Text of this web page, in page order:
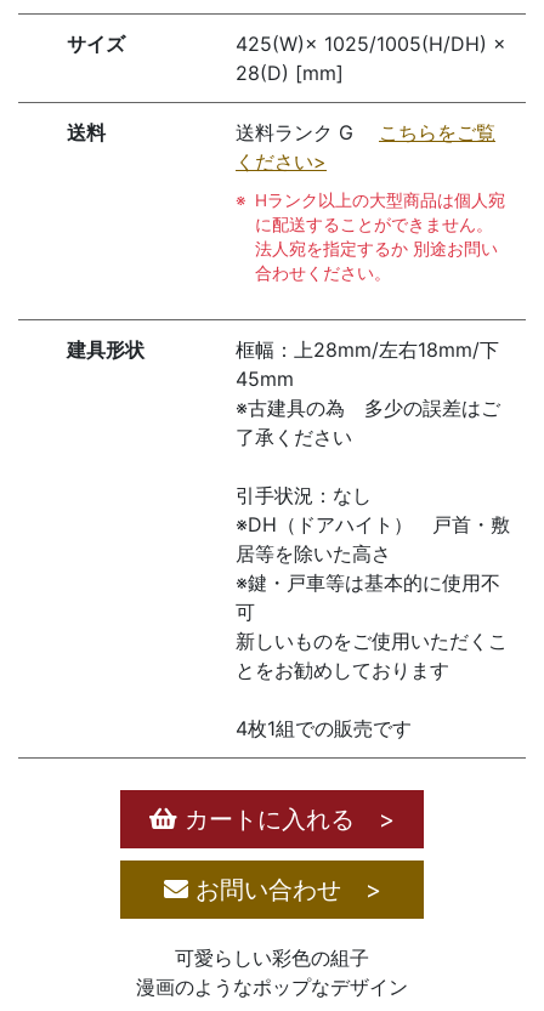
サイズ
425(W)× 1025/1005(H/DH) ×
28(D) [mm]
送料 送料ランク G こちらをご覧
ください>
Hランク以上の大型商品は個人宛
に配送することができません。
法人宛を指定するか 別途お問い
合わせください。
建具形状
框幅：上28mm/左右18mm/下
45mm
※古建具の為 多少の誤差はご
了承ください
引手状況：なし
※DH（ドアハイト） 戸首・敷
居等を除いた高さ
※鍵・戸車等は基本的に使用不
可
新しいものをご使用いただくこ
とをお勧めしております
4枚1組での販売です
カートに入れる >
お問い合わせ >
可愛らしい彩色の組子
漫画のようなポップなデザイン